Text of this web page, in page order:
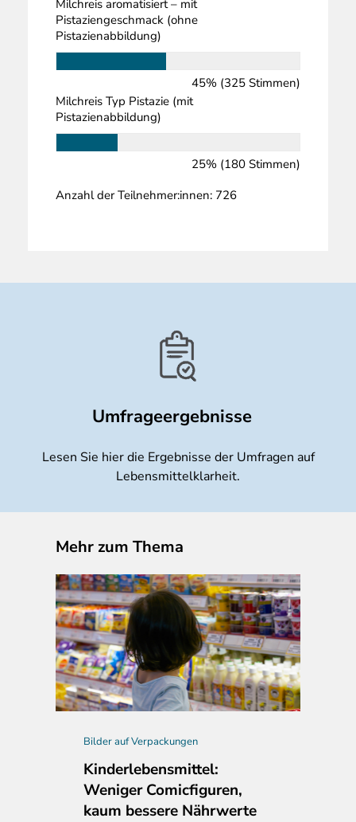
Milchreis aromatisiert – mit
Pistaziengeschmack (ohne
Pistazienabbildung)
45% (325 Stimmen)
Milchreis Typ Pistazie (mit
Pistazienabbildung)
25% (180 Stimmen)
Anzahl der Teilnehmer:innen: 726
Umfrageergebnisse
Lesen Sie hier die Ergebnisse der Umfragen auf
Lebensmittelklarheit.
Mehr zum Thema
Bilder auf Verpackungen
Kinderlebensmittel:
Weniger Comicfiguren,
kaum bessere Nährwerte